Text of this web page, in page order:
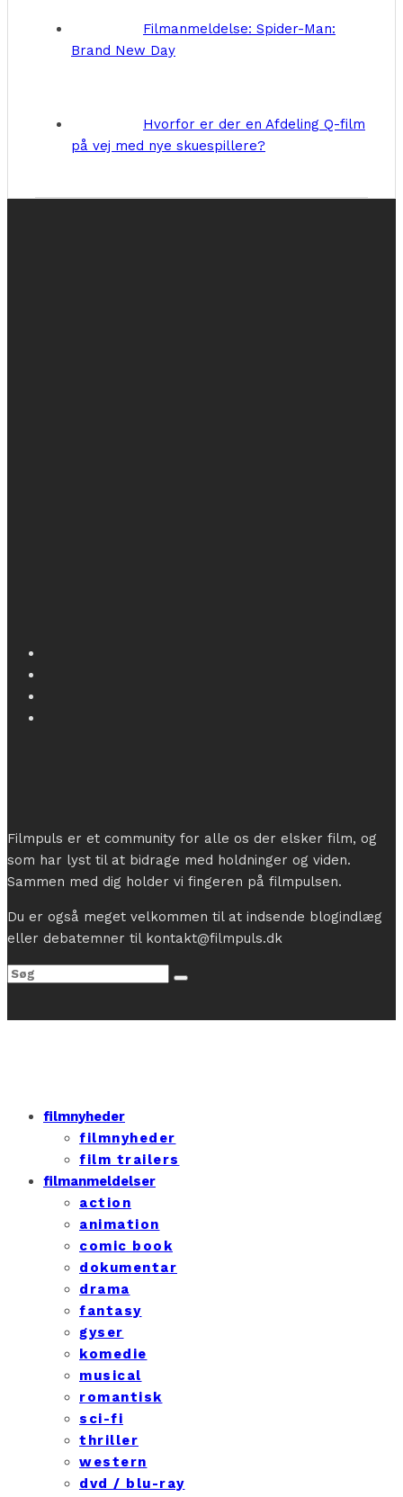
Filmanmeldelse: Spider-Man:
Brand New Day
Hvorfor er der en Afdeling Q-film
på vej med nye skuespillere?
Filmpuls er et community for alle os der elsker film, og
som har lyst til at bidrage med holdninger og viden.
Sammen med dig holder vi fingeren på filmpulsen.
Du er også meget velkommen til at indsende blogindlæg
eller debatemner til kontakt@filmpuls.dk
filmnyheder
filmnyheder
film trailers
filmanmeldelser
action
animation
comic book
dokumentar
drama
fantasy
gyser
komedie
musical
romantisk
sci-fi
thriller
western
dvd / blu-ray